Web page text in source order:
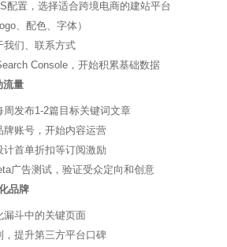
配置，选择适合跨境电商的建站平台
、配色、字体）
我们、联系方式
Console，开始积累基础数据
流量
周发布1-2篇目标关键词文章
账号，开始内容运营
首单折扣等订阅激励
广告测试，验证受众定向和创意
品牌
漏斗中的关键页面
提升第三方平台口碑